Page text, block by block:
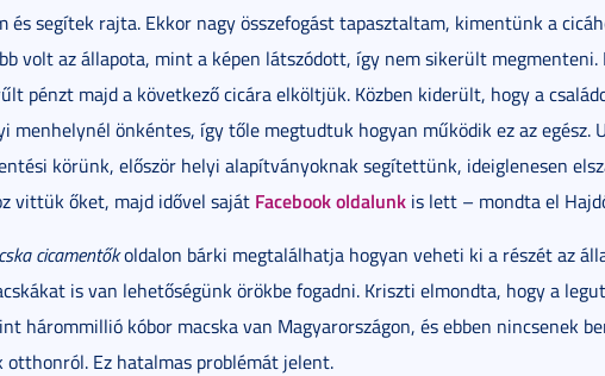
és segítek rajta. Ekkor nagy összefogást tapasztaltam, kimentünk a
volt az állapota, mint a képen látszódott, így nem sikerült
pénzt majd a következő cicára elköltjük. Közben kiderült, hogy a
menhelynél önkéntes, így tőle megtudtuk hogyan működik ez az egész.
körünk, először helyi alapítványoknak segítettünk, ideiglenesen
vittük őket, majd idővel saját Facebook oldalunk is lett – mondta el
cicamentőkoldalon bárki megtalálhatja hogyan veheti ki a részét az
is van lehetőségünk örökbe fogadni. Kriszti elmondta, hogy a
hárommillió kóbor macska van Magyarországon, és ebben nincsenek
otthonról. Ez hatalmas problémát jelent.